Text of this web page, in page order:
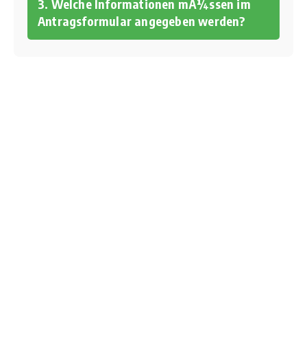
3. Welche Informationen mÃ¼ssen im
Antragsformular angegeben werden?